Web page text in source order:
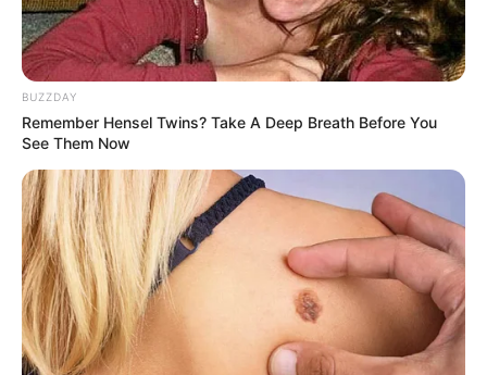
BUZZDAY
Remember Hensel Twins? Take A Deep Breath Before You
See Them Now